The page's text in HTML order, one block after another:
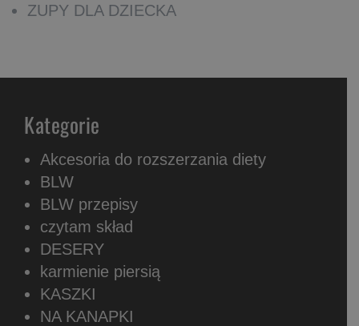
ZUPY DLA DZIECKA
Kategorie
Akcesoria do rozszerzania diety
BLW
BLW przepisy
czytam skład
DESERY
karmienie piersią
KASZKI
NA KANAPKI